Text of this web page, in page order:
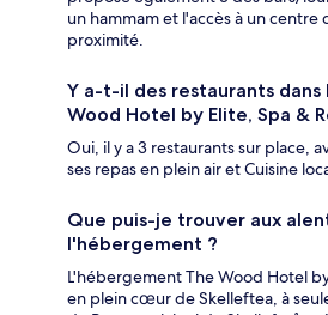
un hammam et l'accès à un centre
proximité.
Y a-t-il des restaurants
Wood Hotel by Elite, Spa &
Oui, il y a 3 restaurants sur place,
ses repas en plein air et Cuisine
Que puis-je trouver aux
l'hébergement ?
L'hébergement The Wood Hotel
en plein cœur de Skelleftea, à